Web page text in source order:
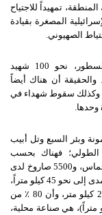
تمهيداً للاجتياح
المصغرة بقيادة
الصهيوني
نحو
شهيد
. والحقيقة أن هناك أيضاً
وكذلك سقوط شهداء في
وحدها.
وبئر السبع وتل أبيب
الطولي؛ فهناك بحسب
و5500 صاروخ لدى
إلى نحو
كيلو متراً،
كيلو متر، وأن
٪ من
متراً)، هي صناعة محلية،